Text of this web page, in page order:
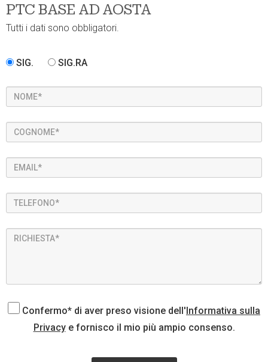
PTC BASE AD AOSTA
Tutti i dati sono obbligatori.
SIG. SIG.RA
Confermo* di aver preso visione dell'Informativa sulla
Privacye fornisco il mio più ampio consenso.